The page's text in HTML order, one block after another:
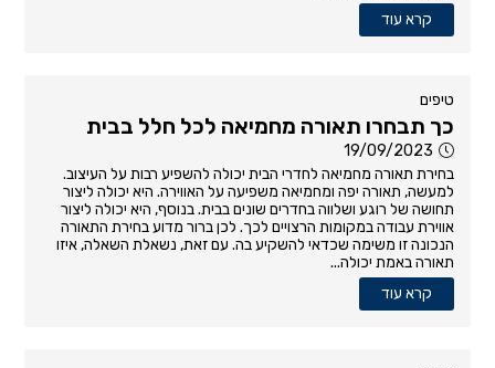
קרא עוד
טיפים
כך תבחרו תאורה מחמיאה לכל חלל בבית
19/09/2023
בחירת תאורה מחמיאה לחדרי הבית יכולה להשפיע רבות על העיצוב.
למעשה, תאורה יפה ומחמיאה משפיעה על האווירה. היא יכולה ליצור
תחושה של רוגע ושלווה בחדרים שונים בבית. בנוסף, היא יכולה ליצור
אווירת עבודה במקומות הרצויים לכך. לכן ברור מדוע בחירת התאורה
הנכונה זו משימה שכדאי להשקיע בה. עם זאת, נשאלת השאלה, איזו
תאורה באמת יכולה...
קרא עוד